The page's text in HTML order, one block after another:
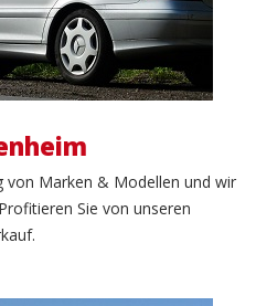
von Marken & Modellen und wir
Sie von unseren